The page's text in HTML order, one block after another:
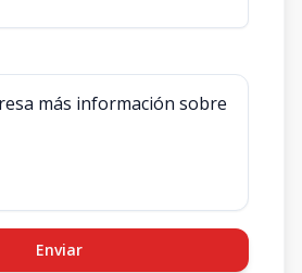
Enviar